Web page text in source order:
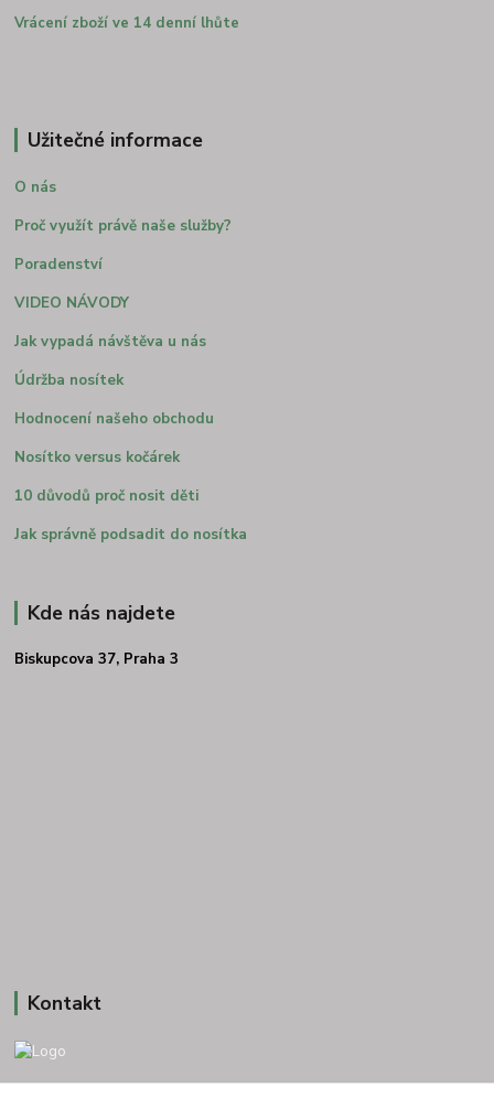
Vrácení zboží ve 14 denní lhůte
Užitečné informace
O nás
Proč využít právě naše služby?
Poradenství
VIDEO NÁVODY
Jak vypadá návštěva u nás
Údržba nosítek
Hodnocení našeho obchodu
Nosítko versus kočárek
10 důvodů proč nosit děti
Jak správně podsadit do nosítka
Kde nás najdete
Biskupcova 37, Praha 3
Kontakt
+420 775693830